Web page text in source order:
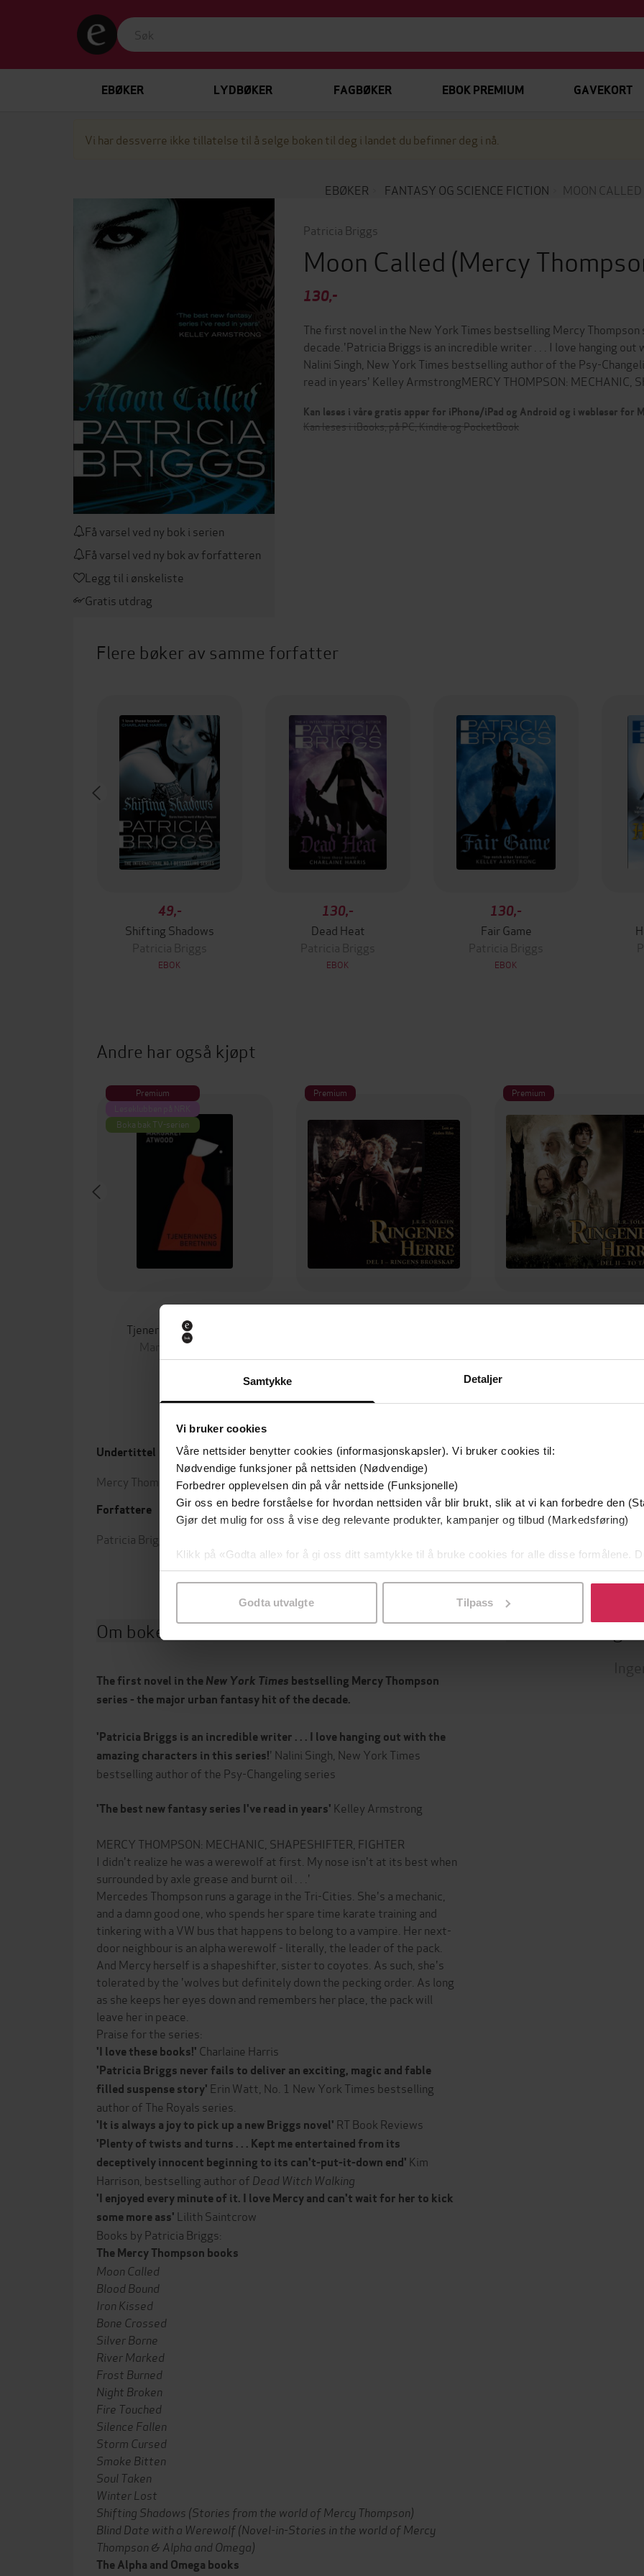
Samtykke Detaljer
Vi bruker cookies
Våre nettsider benytter cookies (informasjonskapsler). Vi bruker cookies til:
Nødvendige funksjoner på nettsiden (Nødvendige)
Forbedrer opplevelsen din på vår nettside (Funksjonelle)
Gir oss en bedre forståelse for hvordan nettsiden vår blir brukt, slik at vi kan forbedre den
Gjør det mulig for oss å vise deg relevante produkter, kampanjer og tilbud (Markedsføring)
Klikk på «Godta alle» for å gi oss ditt samtykke til å bruke cookies for alle disse formålene.
samtykke til spesifikke formål ved å klikke på «Tilpass». Du kan når som helst trekke
Godta utvalgte Tilpass
EBØKER LYDBØKER FAGBØKER EBOK PREMIUM GAVEKORT
Vi har dessverre ikke tillatelse til å selge boken til deg i landet du befinner deg i nå.
EBØKER FANTASY OG SCIENCE FICTION MOON CALLED
Få varsel ved ny bok i serien
Få varsel ved ny bok av forfatteren
Legg til i ønskeliste
Gratis utdrag
Patricia Briggs
Moon Called (Mercy
130,-
The first novel in the New York Times bestselling Mercy
decade.'Patricia Briggs is an incredible writer . . . I love hanging
Nalini Singh, New York Times bestselling author of the Psy-
read in years' Kelley ArmstrongMERCY THOMPSON: MECHANIC,
Kan leses i våre gratis apper for iPhone/iPad og Android og i webleser for
Kan leses i iBooks, på PC, Kindle og PocketBook
Flere bøker av samme forfatter
49,-
Shifting Shadows
Patricia Briggs
EBOK
130,-
Dead Heat
Patricia Briggs
EBOK
130,-
Fair Game
Patricia Briggs
EBOK
Andre har også kjøpt
Premium
Boka bak TV-serien
169,-
Tjenerinnens beretning
Margaret Atwood
EBOK
Premium
399,-
LYDBOK
Premium
399,-
LYDBOK
Undertittel
Mercy Thompson: Book 1
Forfattere
Patricia Briggs
Forlag Orbit
Utgitt 04.11.2010
Sjanger
fiction
Serie Mercy Thompson
Språk English
Om boken
The first novel in theNew York Times bestselling Mercy Thompson
series - the major urban fantasy hit of the decade.
'Patricia Briggs is an incredible writer . . . I love hanging out with the
amazing characters in this series!' Nalini Singh, New York Times
bestselling author of the Psy-Changeling series
'The best new fantasy series I've read in years' Kelley Armstrong
MERCY THOMPSON: MECHANIC, SHAPESHIFTER, FIGHTER
I didn't realize he was a werewolf at first. My nose isn't at its best when
surrounded by axle grease and burnt oil . . .'
Mercedes Thompson runs a garage in the Tri-Cities. She's a mechanic,
and a damn good one, who spends her spare time karate training and
tinkering with a VW bus that happens to belong to a vampire. Her next-
door neighbour is an alpha werewolf - literally, the leader of the pack.
And Mercy herself is a shapeshifter, sister to coyotes. As such, she's
tolerated by the 'wolves but definitely down the pecking order. As long
as she keeps her eyes down and remembers her place, the pack will
leave her in peace.
Praise for the series:
'I love these books!' Charlaine Harris
'Patricia Briggs never fails to deliver an exciting, magic and fable
filled suspense story' Erin Watt, No. 1 New York Times bestselling
author of The Royals series.
'It is always a joy to pick up a new Briggs novel' RT Book Reviews
'Plenty of twists and turns . . . Kept me entertained from its
deceptively innocent beginning to its can't-put-it-down end' Kim
Harrison, bestselling author of Dead Witch Walking
'I enjoyed every minute of it. I love Mercy and can't wait for her to kick
some more ass' Lilith Saintcrow
Books by Patricia Briggs:
The Mercy Thompson books
Moon Called
Blood Bound
Iron Kissed
Bone Crossed
Silver Borne
River Marked
Frost Burned
Night Broken
Fire Touched
Silence Fallen
Storm Cursed
Smoke Bitten
Soul Taken
Winter Lost
Shifting Shadows (Stories from the world of Mercy Thompson)
Blind Date with a Werewolf (Novel-in-Stories in the world of Mercy
Thompson & Alpha and Omega)
The Alpha and Omega books
Leservurderinger